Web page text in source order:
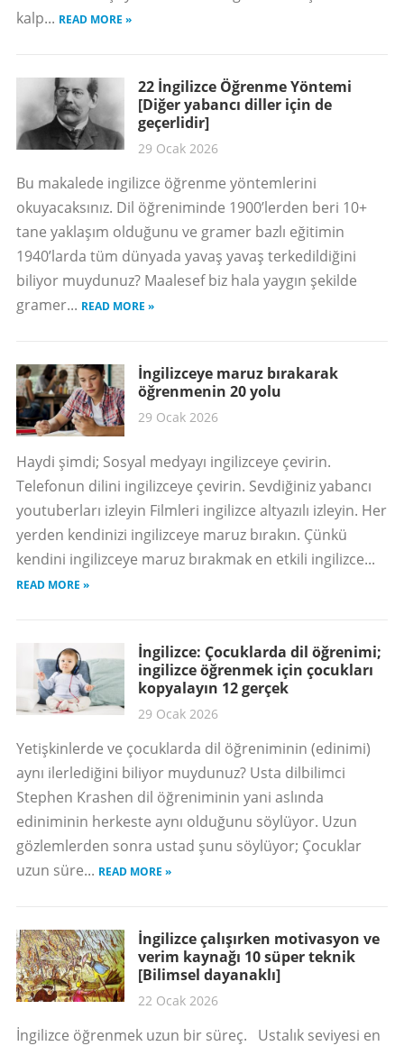
kalp... READ MORE »
22 İngilizce Öğrenme Yöntemi
[Diğer yabancı diller için de
geçerlidir]
29 Ocak 2026
Bu makalede ingilizce öğrenme yöntemlerini
okuyacaksınız. Dil öğreniminde 1900’lerden beri 10+
tane yaklaşım olduğunu ve gramer bazlı eğitimin
1940’larda tüm dünyada yavaş yavaş terkedildiğini
biliyor muydunuz? Maalesef biz hala yaygın şekilde
gramer... READ MORE »
İngilizceye maruz bırakarak
öğrenmenin 20 yolu
29 Ocak 2026
Haydi şimdi; Sosyal medyayı ingilizceye çevirin.
Telefonun dilini ingilizceye çevirin. Sevdiğiniz yabancı
youtuberları izleyin Filmleri ingilizce altyazılı izleyin. Her
yerden kendinizi ingilizceye maruz bırakın. Çünkü
kendini ingilizceye maruz bırakmak en etkili ingilizce...
READ MORE »
İngilizce: Çocuklarda dil öğrenimi;
ingilizce öğrenmek için çocukları
kopyalayın 12 gerçek
29 Ocak 2026
Yetişkinlerde ve çocuklarda dil öğreniminin (edinimi)
aynı ilerlediğini biliyor muydunuz? Usta dilbilimci
Stephen Krashen dil öğreniminin yani aslında
ediniminin herkeste aynı olduğunu söylüyor. Uzun
gözlemlerden sonra ustad şunu söylüyor; Çocuklar
uzun süre... READ MORE »
İngilizce çalışırken motivasyon ve
verim kaynağı 10 süper teknik
[Bilimsel dayanaklı]
22 Ocak 2026
İngilizce öğrenmek uzun bir süreç. Ustalık seviyesi en